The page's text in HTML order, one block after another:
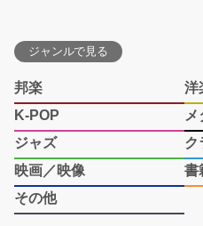
ジャンルで見る
邦楽
洋
K-POP
メ
ジャズ
ク
映画／映像
書
その他